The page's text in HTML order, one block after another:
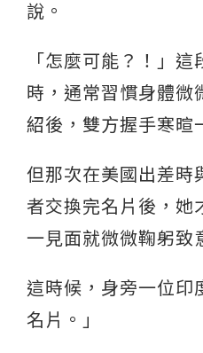
說。
「怎麼可能？！」
時，通常習慣身體微
紹後，雙方握手寒暄
但那次在美國出差時
者交換完名片後，她
一見面就微微鞠躬致
這時候，身旁一位印
名片。」